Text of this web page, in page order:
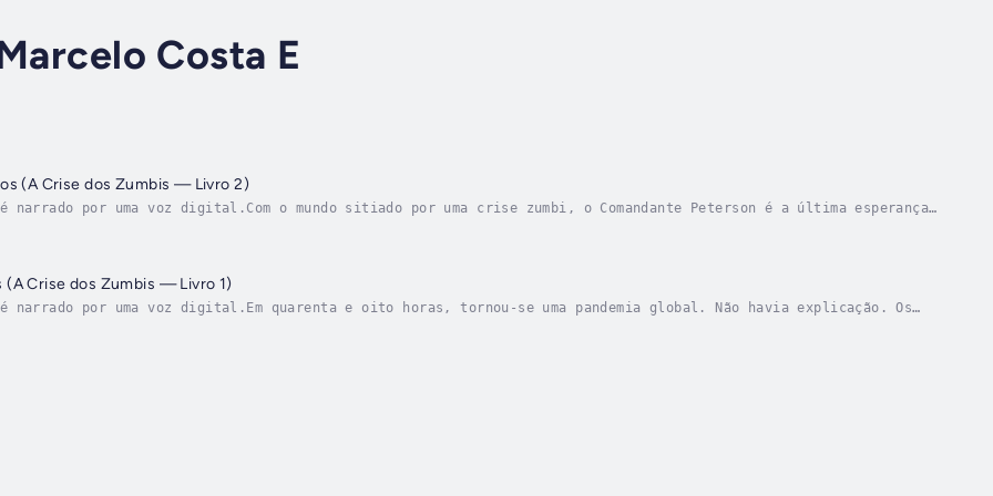
Costa E
(A Crise dos Zumbis — Livro 2)
por uma voz digital.Com o mundo sitiado por uma crise zumbi, o Comandante Peterson é a última esperança
(A Crise dos Zumbis — Livro 1)
narrado por uma voz digital.Em quarenta e oito horas, tornou-se uma pandemia global. Não havia explicação. Os